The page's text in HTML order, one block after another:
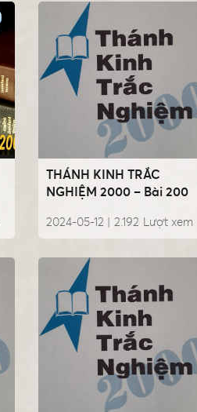
THÁNH KINH TRẮC
NGHIỆM 2000 – Bài 200
2024-05-12 | Lượt xem
2.192